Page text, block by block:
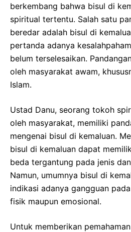
berkembang bahwa bisul di
spiritual tertentu. Salah satu
beredar adalah bisul di
pertanda adanya
belum terselesaikan.
oleh masyarakat awam,
Islam.
Ustad Danu, seorang tokoh
oleh masyarakat, memiliki
mengenai bisul di kemaluan.
bisul di kemaluan dapat
beda tergantung pada jenis
Namun, umumnya bisul di
indikasi adanya gangguan
fisik maupun emosional.
Untuk memberikan